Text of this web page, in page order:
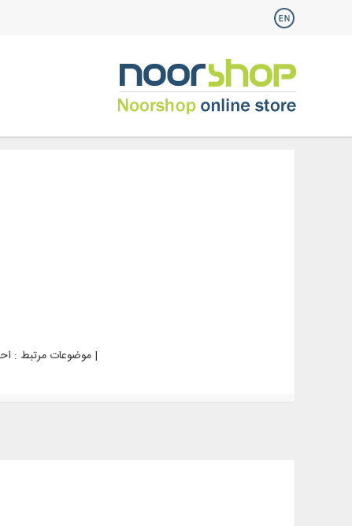
موضوعات مرتبط : احادیث اخلاقی - قرن 4ق. | احادیث شیعه - قرن 4ق. | اخلاق اسلامی - متون قدیمی تا قرن 14 |